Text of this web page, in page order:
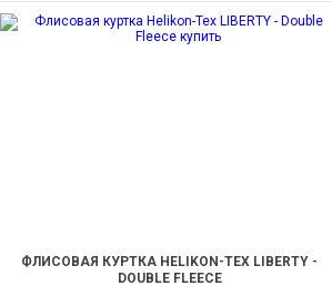
ФЛИСОВАЯ КУРТКА HELIKON-TEX LIBERTY -
DOUBLE FLEECE